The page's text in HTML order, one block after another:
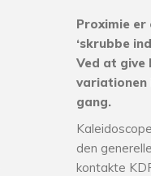
Proximie
‘skrubbe
Ved at
variationen
gang.
den
kontakte